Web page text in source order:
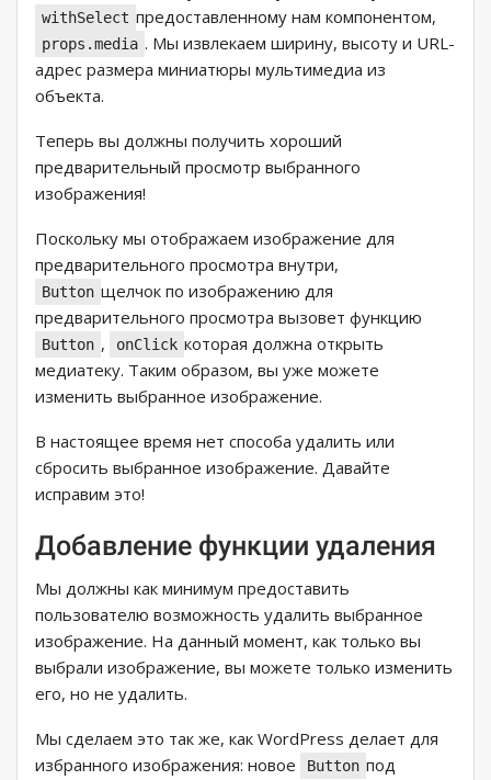
withSelect предоставленному нам компонентом,
props.media . Мы извлекаем ширину, высоту и URL-
адрес размера миниатюры мультимедиа из
объекта.
Теперь вы должны получить хороший
предварительный просмотр выбранного
изображения!
Поскольку мы отображаем изображение для
предварительного просмотра внутри,
Button щелчок по изображению для
предварительного просмотра вызовет функцию
Button , onClick которая должна открыть
медиатеку. Таким образом, вы уже можете
изменить выбранное изображение.
В настоящее время нет способа удалить или
сбросить выбранное изображение. Давайте
исправим это!
Добавление функции удаления
Мы должны как минимум предоставить
пользователю возможность удалить выбранное
изображение. На данный момент, как только вы
выбрали изображение, вы можете только изменить
его, но не удалить.
Мы сделаем это так же, как WordPress делает для
избранного изображения: новое
Button под